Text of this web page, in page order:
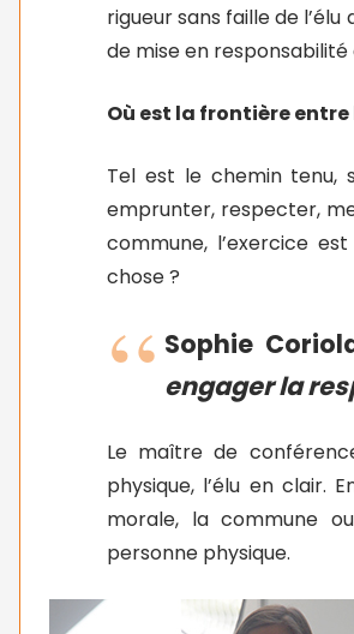
rigueur sans faille de
de mise en
Où est la frontière
Tel est le chemin tenu,
emprunter, respecter,
commune, l’exercice
chose ?
Sophie
engager la
Le maître de
physique, l’élu en clair.
morale, la commune
personne physique.